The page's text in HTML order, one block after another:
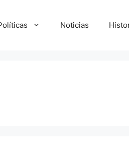
Noticias